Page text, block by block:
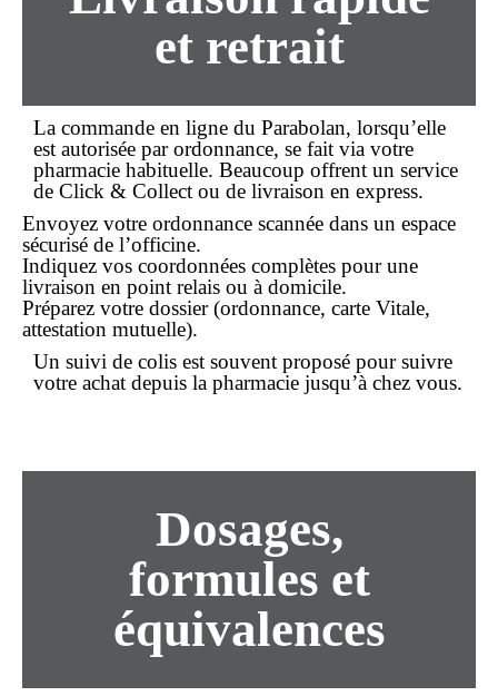
et retrait
La commande en ligne du Parabolan, lorsqu’elle
est autorisée par ordonnance, se fait via votre
pharmacie habituelle. Beaucoup offrent un service
de Click & Collect ou de livraison en express.
Envoyez votre ordonnance scannée dans un espace
sécurisé de l’officine.
Indiquez vos coordonnées complètes pour une
livraison en point relais ou à domicile.
Préparez votre dossier (ordonnance, carte Vitale,
attestation mutuelle).
Un suivi de colis est souvent proposé pour suivre
votre achat depuis la pharmacie jusqu’à chez vous.
Dosages,
formules et
équivalences